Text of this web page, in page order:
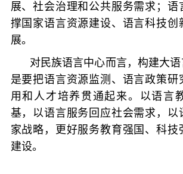
展、社会治理和公共服务需求；语
撑国家语言资源建设、语言科技创
展。
对民族语言中心而言，构建大
是要把语言资源监测、语言政策研
用和人才培养贯通起来。以语言
基，以语言服务回应社会需求，以
家战略，更好服务教育强国、科技
建设。